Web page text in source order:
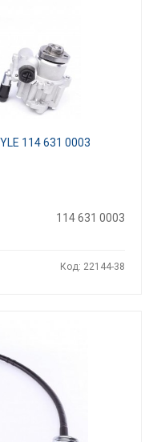
114 631 0003
114 631 0003
Код: 22144-38